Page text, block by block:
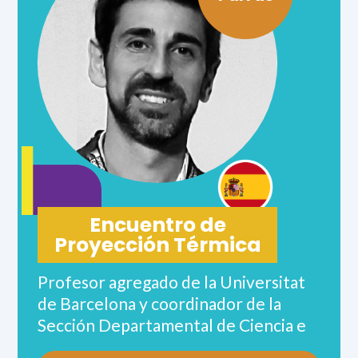
de la Facultad de Ingeniería de la U-
M. Recibió el Premio Motor de
Combustión Interna ASME 2020.
Encuentro de
Proyección Térmica
Profesor agregado de la Universitat
de Barcelona y coordinador de la
Sección Departamental de Ciencia e
Ingeniería de los materiales, es